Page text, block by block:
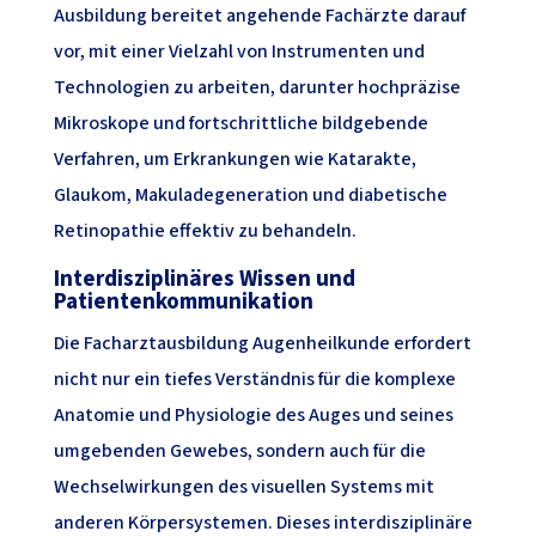
Ausbildung bereitet angehende Fachärzte darauf
vor, mit einer Vielzahl von Instrumenten und
Technologien zu arbeiten, darunter hochpräzise
Mikroskope und fortschrittliche bildgebende
Verfahren, um Erkrankungen wie Katarakte,
Glaukom, Makuladegeneration und diabetische
Retinopathie effektiv zu behandeln.
Interdisziplinäres Wissen und
Patientenkommunikation
Die Facharztausbildung Augenheilkunde erfordert
nicht nur ein tiefes Verständnis für die komplexe
Anatomie und Physiologie des Auges und seines
umgebenden Gewebes, sondern auch für die
Wechselwirkungen des visuellen Systems mit
anderen Körpersystemen. Dieses interdisziplinäre